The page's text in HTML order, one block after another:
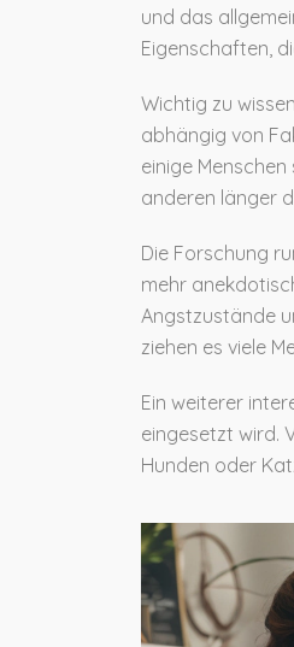
und das
Eigenschaften,
Wichtig zu
abhängig von
einige
anderen länger
Die Forschung
mehr
Angstzustände
ziehen es viele
Ein weiterer
eingesetzt wird.
Hunden oder